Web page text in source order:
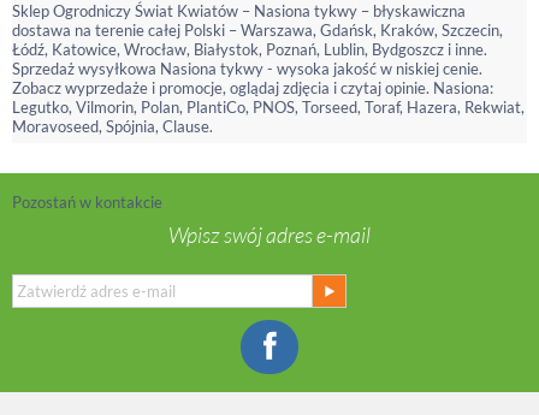
Sklep Ogrodniczy Świat Kwiatów – Nasiona tykwy – błyskawiczna
dostawa na terenie całej Polski – Warszawa, Gdańsk, Kraków, Szczecin,
Łódź, Katowice, Wrocław, Białystok, Poznań, Lublin, Bydgoszcz i inne.
Sprzedaż wysyłkowa Nasiona tykwy - wysoka jakość w niskiej cenie.
Zobacz wyprzedaże i promocje, oglądaj zdjęcia i czytaj opinie. Nasiona:
Legutko, Vilmorin, Polan, PlantiCo, PNOS, Torseed, Toraf, Hazera, Rekwiat,
Moravoseed, Spójnia, Clause.
Pozostań w kontakcie
Wpisz swój adres e-mail